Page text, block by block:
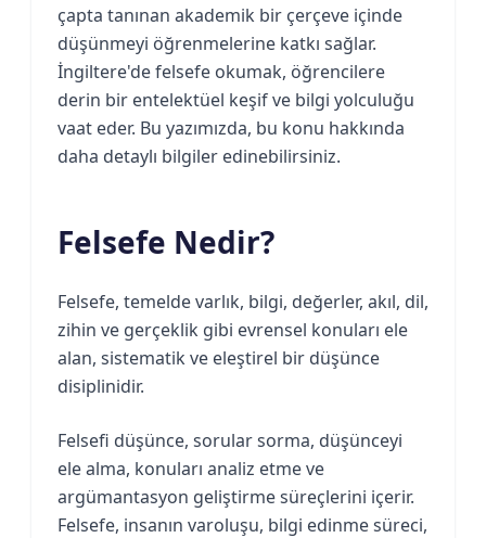
çapta tanınan akademik bir çerçeve içinde
düşünmeyi öğrenmelerine katkı sağlar.
İngiltere'de felsefe okumak, öğrencilere
derin bir entelektüel keşif ve bilgi yolculuğu
vaat eder. Bu yazımızda, bu konu hakkında
daha detaylı bilgiler edinebilirsiniz.
Felsefe Nedir?
Felsefe, temelde varlık, bilgi, değerler, akıl, dil,
zihin ve gerçeklik gibi evrensel konuları ele
alan, sistematik ve eleştirel bir düşünce
disiplinidir.
Felsefi düşünce, sorular sorma, düşünceyi
ele alma, konuları analiz etme ve
argümantasyon geliştirme süreçlerini içerir.
Felsefe, insanın varoluşu, bilgi edinme süreci,